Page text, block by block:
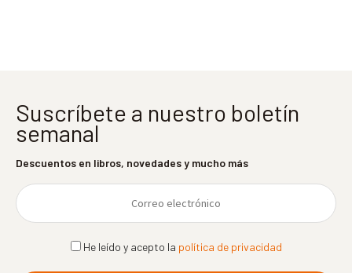
Suscríbete a nuestro boletín
semanal
Descuentos en libros, novedades y mucho más
He leído y acepto la política de privacidad